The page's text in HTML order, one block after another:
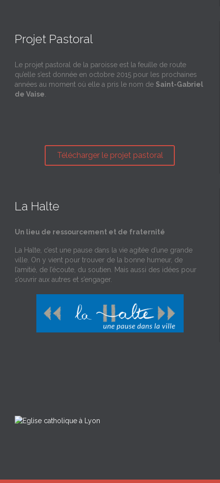
Projet Pastoral
Le projet pastoral de la paroisse est la feuille de route
qu’elle s’est donnée en octobre 2015 pour les prochaines
années au moment où elle a pris le nom de Saint-Gabriel
de Vaise
Télécharger le projet pastoral
La Halte
Un lieu de ressourcement et de fraternité
La Halte, c’est une pause dans la vie agitée d’une grande
ville. On y vient pour trouver de la bonne humeur, de
l’amitié, de l’écoute, du soutien. Mais aussi des idées pour
s’ouvrir aux autres et s’engager.